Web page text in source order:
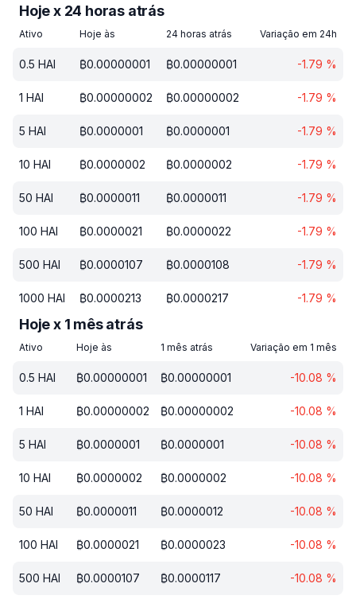
Hoje x 24 horas atrás
Ativo Hoje às 24 horas atrás Variação em 24h
0.5 HAI ₿0.00000001 ₿0.00000001 -1.79 %
1 HAI ₿0.00000002 ₿0.00000002 -1.79 %
5 HAI ₿0.0000001 ₿0.0000001 -1.79 %
10 HAI ₿0.0000002 ₿0.0000002 -1.79 %
50 HAI ₿0.0000011 ₿0.0000011 -1.79 %
100 HAI ₿0.0000021 ₿0.0000022 -1.79 %
500 HAI ₿0.0000107 ₿0.0000108 -1.79 %
1000 HAI ₿0.0000213 ₿0.0000217 -1.79 %
Hoje x 1 mês atrás
Ativo Hoje às 1 mês atrás Variação em 1 mês
0.5 HAI ₿0.00000001 ₿0.00000001 -10.08 %
1 HAI ₿0.00000002 ₿0.00000002 -10.08 %
5 HAI ₿0.0000001 ₿0.0000001 -10.08 %
10 HAI ₿0.0000002 ₿0.0000002 -10.08 %
50 HAI ₿0.0000011 ₿0.0000012 -10.08 %
100 HAI ₿0.0000021 ₿0.0000023 -10.08 %
500 HAI ₿0.0000107 ₿0.0000117 -10.08 %